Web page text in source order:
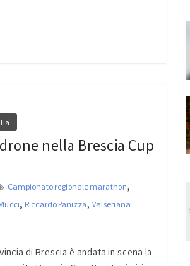
nella Brescia Cup
Campionato regionale marathon,
, Riccardo Panizza, Valseriana
di Brescia è andata in scena la